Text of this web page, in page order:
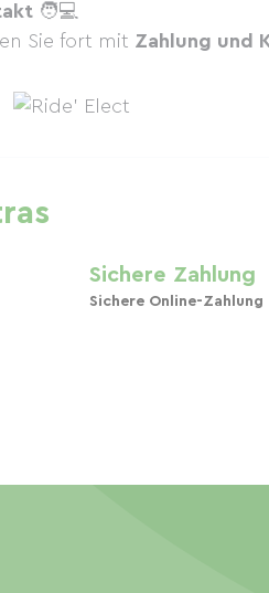
🧑💻
Sie fort mit Zahlung und
Sichere Zahlung
Sichere Online-Zahlung